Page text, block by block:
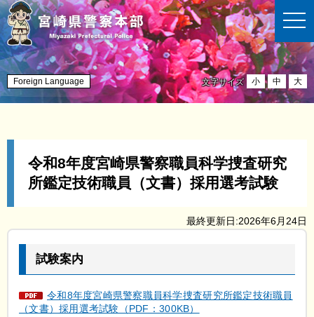
t
o
g
l
e
n
a
v
Foreign Language 文字サイズ 小 中 大
令和8年度宮崎県警察職員科学捜査研究
所鑑定技術職員（文書）採用選考試験
最終更新日:2026年6月24日
試験案内
令和8年度宮崎県警察職員科学捜査研究所鑑定技術職員
（文書）採用選考試験（PDF：300KB）